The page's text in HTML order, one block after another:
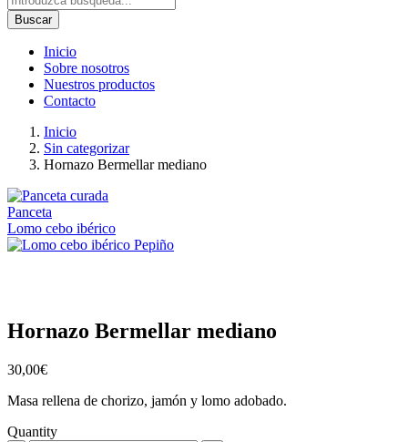
Buscar
Inicio
Sobre nosotros
Nuestros productos
Contacto
Inicio
Sin categorizar
Hornazo Bermellar mediano
Panceta
Lomo cebo ibérico
Hornazo Bermellar mediano
30,00€
Masa rellena de chorizo, jamón y lomo adobado.
Quantity